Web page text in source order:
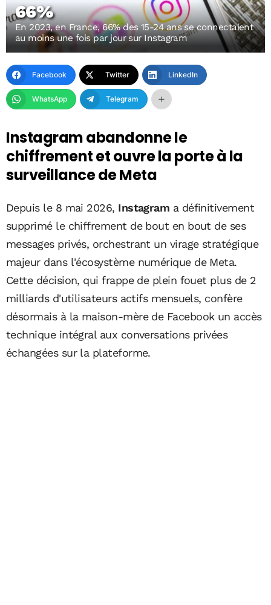
66%
En 2023, en France, 66% des 15-24 ans se connectaient
au moins une fois par jour sur Instagram
Facebook Twitter LinkedIn
WhatsApp Telegram
Instagram abandonne le
chiffrement et ouvre la porte à la
surveillance de Meta
Depuis le 8 mai 2026, Instagram a définitivement
supprimé le chiffrement de bout en bout de ses
messages privés, orchestrant un virage stratégique
majeur dans l'écosystème numérique de Meta.
Cette décision, qui frappe de plein fouet plus de 2
milliards d'utilisateurs actifs mensuels, confère
désormais à la maison-mère de Facebook un accès
technique intégral aux conversations privées
échangées sur la plateforme.